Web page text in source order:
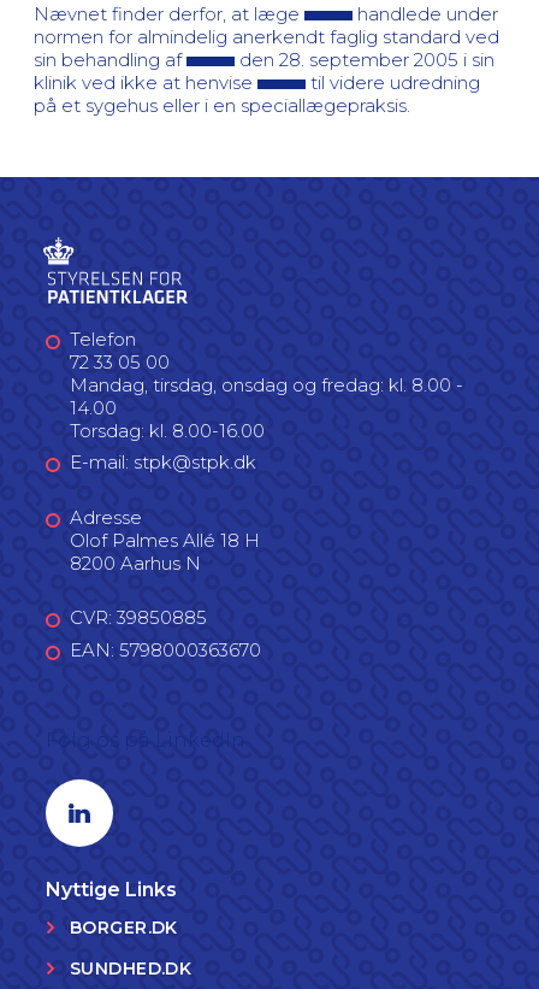
Nævnet finder derfor, at læge
handlede under
normen for almindelig anerkendt faglig standard ved
sin behandling af
den 28. september 2005 i sin
klinik ved ikke at henvise
til videre udredning
på et sygehus eller i en speciallægepraksis.
Telefon
72 33 05 00
Mandag, tirsdag, onsdag og fredag: kl. 8.00 -
14.00
Torsdag: kl. 8.00-16.00
E-mail: stpk@stpk.dk
Adresse
Olof Palmes Allé 18 H
8200 Aarhus N
CVR: 39850885
EAN: 5798000363670
Linkedin profil
Nyttige Links
BORGER.DK
SUNDHED.DK